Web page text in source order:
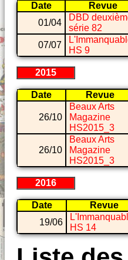
Date Revue
01/04
DBD
série 82
07/07
HS 9
2015
Date Revue
26/10
Beaux Arts
Magazine
HS2015_3
26/10
Beaux Arts
Magazine
HS2015_3
2016
Date Revue
19/06
HS 14